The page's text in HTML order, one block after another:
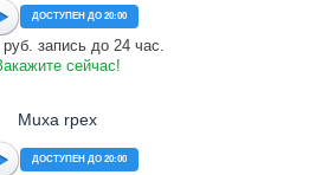
ДОСТУПЕН ДО 20:00
запись до 24 час.
сейчас!
Muxa rpex
ДОСТУПЕН ДО 20:00